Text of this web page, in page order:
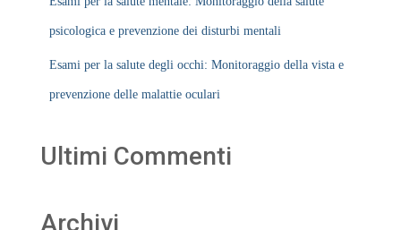
psicologica e prevenzione dei disturbi mentali
Esami per la salute degli occhi: Monitoraggio della vista e
prevenzione delle malattie oculari
Ultimi Commenti
Archivi